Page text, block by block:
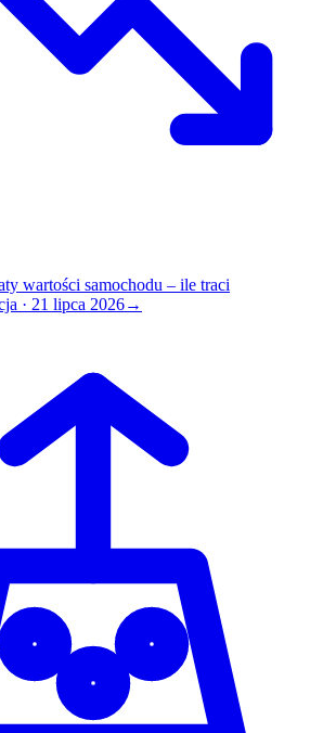
wartości samochodu – ile traci
· 21 lipca 2026→